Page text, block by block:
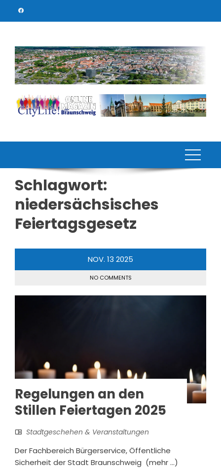
Schlagwort:
niedersächsisches
Feiertagsgesetz
NOV. 13 2025
NO COMMENTS
Regelungen an den
Stillen Feiertagen 2025
Stadtgeschehen & Veranstaltungen
Der Fachbereich Bürgerservice, Öffentliche
Sicherheit der Stadt Braunschweig (mehr …)